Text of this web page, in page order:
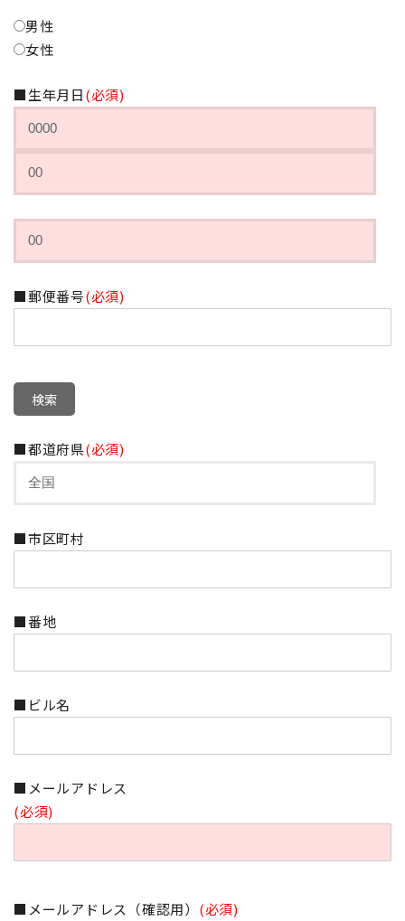
男性
女性
■生年月日(必須)
■郵便番号(必須)
■都道府県(必須)
■市区町村
■番地
■ビル名
■メールアドレス
(必須)
■メールアドレス（確認用） (必須)